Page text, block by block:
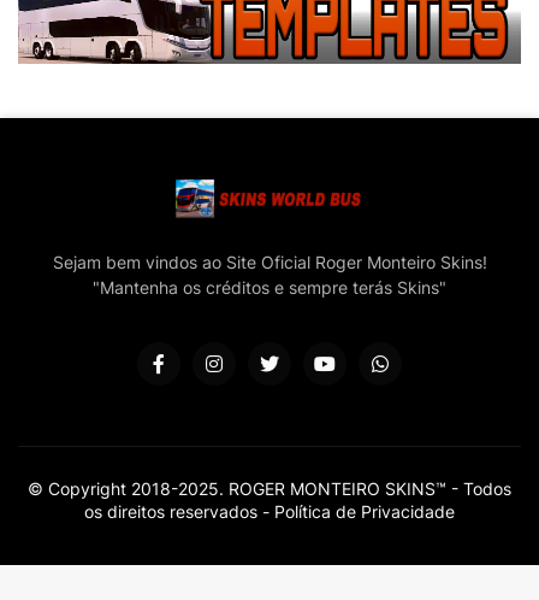
Sejam bem vindos ao Site Oficial Roger Monteiro Skins!
"Mantenha os créditos e sempre terás Skins"
© Copyright 2018-2025. ROGER MONTEIRO SKINS™ - Todos
os direitos reservados - Política de Privacidade